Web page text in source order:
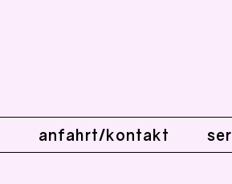
anfahrt/kontakt